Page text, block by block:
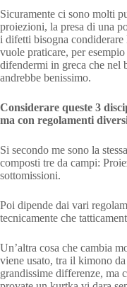
Sicuramente ci sono molti
proiezioni, la presa di una
i difetti bisogna
vuole praticare, per
difendermi in greca che nel
andrebbe benissimo.
Considerare queste 3
ma con regolamenti
Si secondo me sono la
composti tre da campi:
sottomissioni.
Poi dipende dai vari
tecnicamente che
Un’altra cosa che cambia
viene usato, tra il kimono
grandissime differenze,